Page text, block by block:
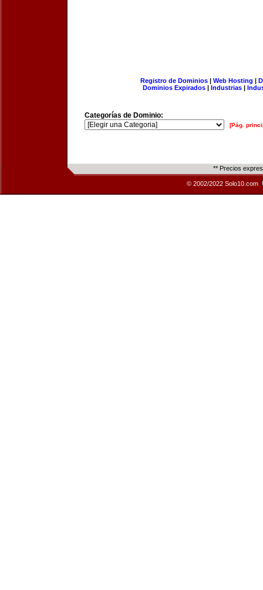
Registro de Dominios| Web Hosting |
Dominios Expirados | Industrias |
Categorías de Dominio:
[Pág.
** Precios
© 2002/2022 Solo10.com